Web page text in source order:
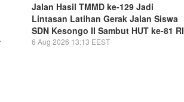
Jalan Hasil TMMD ke-129 Jadi
Lintasan Latihan Gerak Jalan Siswa
SDN Kesongo II Sambut HUT ke-81 RI
6 Aug 2026 13:13 EEST